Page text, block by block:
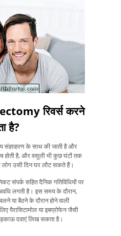
रिवर्स करने
है?
संज्ञाहरण के साथ की जाती है और
होती है, और वसूली भी कुछ घंटों तक
लोग उसी दिन घर लौट सकते हैं।
संपर्क सहित दैनिक गतिविधियों पर
लगती है। इस समय के दौरान,
या बैठने के दौरान होने वाली
पैरासिटामोल या इबप्रोफेन जैसी
दवाएं लिख सकता है।